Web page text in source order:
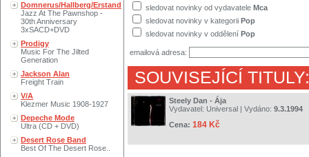
Domnerus/Hallberg/Erstand
Jazz At The Pawnshop -
30th Anniversary
3xSACD+DVD
Prodigy
Music For The Jilted
Generation
Jackson Alan
Freight Train
V/A
Klezmer Music 1908-1927
Depeche Mode
Ultra (CD + DVD)
Desert Rose Band
Best Of The Desert Rose..
sledovat novinky od vydavatele Mca
sledovat novinky v kategorii Pop
sledovat novinky v oddělení Pop
emailová adresa:
SOUVISEJÍCÍ TITULY:
Steely Dan - Ája
Vydavatel: Universal | Vydáno: 9.3.1994
Cena: 184 Kč